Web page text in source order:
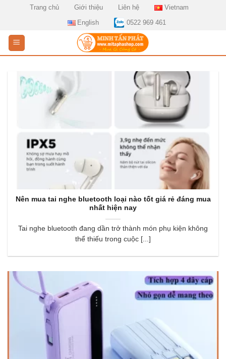
Trang chủ Giới thiệu Liên hệ
Vietnam
English
0522 969 461
Nên mua tai nghe bluetooth loại nào tốt giá rẻ đáng mua
nhất hiện nay
Tai nghe bluetooth đang dần trở thành món phụ kiện không
thể thiếu trong cuộc [...]